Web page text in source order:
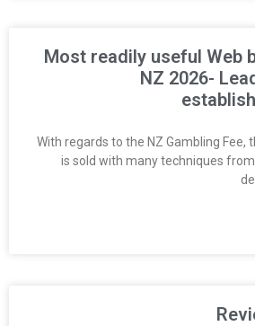
Most readily useful Web
NZ 2026-
With regards to the NZ Gambling Fee,
is sold with many techniques